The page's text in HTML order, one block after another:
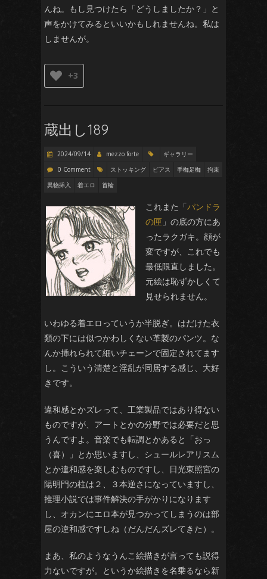
んね。もし見つけたら「どうしましたか？」と
声をかけてみるといいかもしれませんね。私は
しませんが。
+3
蔵出し189
2024/09/14 mezzo forte
ギャラリー
0 Comment
ストッキング ピアス 手枷足枷
拘束
異物挿入
着エロ 首輪
これまた「パンドラ
の匣 」の底の方にあ
ったラクガキ。顔が
変ですが、これでも
最低限直しました。
元絵は恥ずかしくて
見せられません。
いわゆる着エロっていうか半脱ぎ。はだけた衣
類の下には似つかわしくない革製のパンツ。な
んか挿れられて細いチェーンで固定されてます
し。こういう清楚と淫乱が同居する感じ、大好
きです。
違和感とかズレって、工業製品ではあり得ない
ものですが、アートとかの分野では必要だと思
うんですよ。音楽でも転調とかあると「おっ
（喜）」とか思いますし、シュールレアリスム
とか違和感を楽しむものですし、日光東照宮の
陽明門の柱は２、３本逆さになっていますし、
推理小説では事件解決の手がかりになります
し、オカンにエロ本が見つかってしまうのは部
屋の違和感ですしね（だんだんズレてきた）。
まあ、私のようなうんこ絵描きが言っても説得
力ないですが。というか絵描きを名乗るなら新